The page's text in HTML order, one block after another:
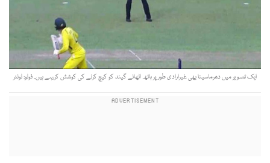
ایک تصویر میں دھرماسینا بھی غیرارادی طور پر ہاتھ اٹھائے گیند کو کیچ کرنے کی کوشش کررہے ہیں۔ فوٹو: ٹوئٹر